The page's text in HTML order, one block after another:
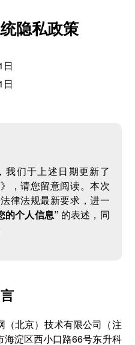
隐私政策
日
日
我们于上述日期更新了
，请您留意阅读。本次
律法规最新要求，进一
的个人信息” 的表述，同
（北京）技术有限公司（注
淀区西小口路66号东升科